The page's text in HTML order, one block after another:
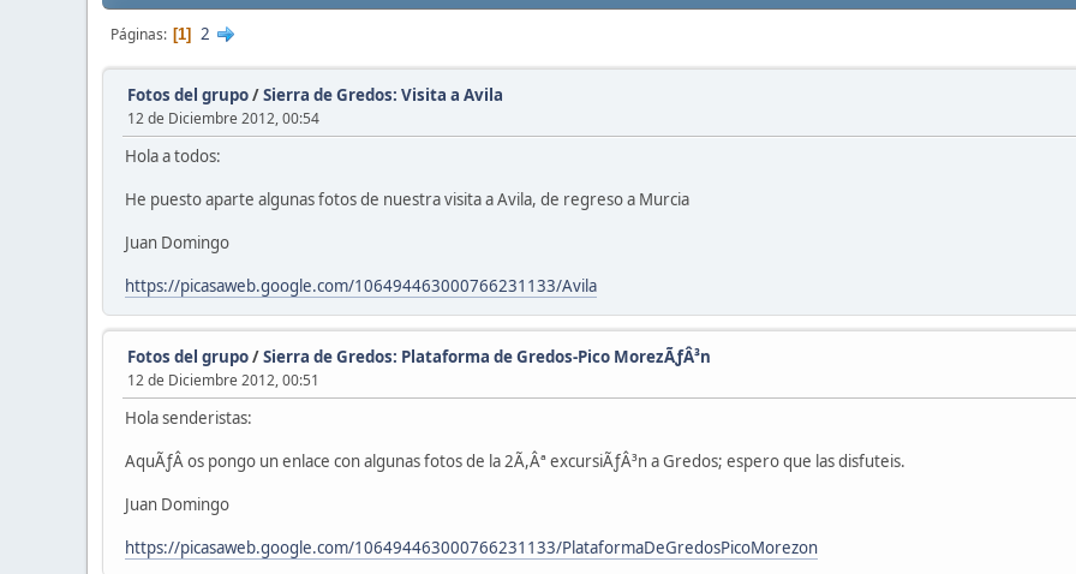
Páginas 1 2
Fotos del grupo/Sierra de Gredos: Visita a Avila
12 de Diciembre 2012, 00:54
Hola a todos:
He puesto aparte algunas fotos de nuestra visita a Avila, de regreso a Murcia
Juan Domingo
https://picasaweb.google.com/106494463000766231133/Avila
Fotos del grupo/Sierra de Gredos: Plataforma de Gredos-Pico MorezÃƒÂ³n
12 de Diciembre 2012, 00:51
Hola senderistas:
AquÃƒÂ­ os pongo un enlace con algunas fotos de la 2Ã,Âª excursiÃƒÂ³n a Gredos; espero que las disfuteis.
Juan Domingo
https://picasaweb.google.com/106494463000766231133/PlataformaDeGredosPicoMorezon